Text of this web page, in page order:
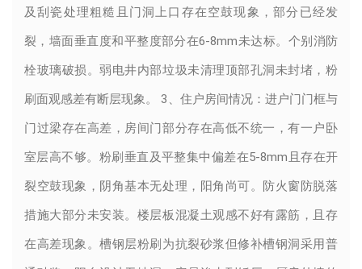
及刮瓷处理粗糙且门洞上口存在空鼓现象，部分已经发
裂，墙面垂直度和平整度部分在6-8mm未达标。个别消防
栓玻璃破损。弱电井内部垃圾未清理顶部孔洞未封堵，粉
刷面观感差有断层现象。 3、住户房间情况：进户门门框与
门过梁存在高差，房间门部分存在高低不统一，有一户卧
室层高不够。粉刷垂直及平整集中偏差在5-8mm且存在开
裂空鼓现象，阴角基本无处理，阳角尚可。防火窗防脱落
措施大部分未安装。楼层板混凝土观感不好有露筋，且存
在高差现象。槽钢层粉刷为抗裂砂浆但修补槽钢洞采用普